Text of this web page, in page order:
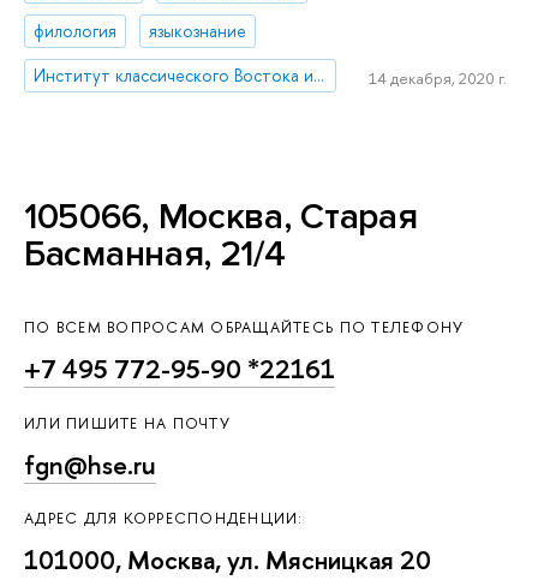
филология
языкознание
Институт классического Востока и античности
14 декабря, 2020 г.
105066, Москва, Старая
Басманная, 21/4
ПО ВСЕМ ВОПРОСАМ ОБРАЩАЙТЕСЬ ПО ТЕЛЕФОНУ
+7 495 772-95-90 *22161
ИЛИ ПИШИТЕ НА ПОЧТУ
fgn@hse.ru
АДРЕС ДЛЯ КОРРЕСПОНДЕНЦИИ:
101000, Москва, ул. Мясницкая 20